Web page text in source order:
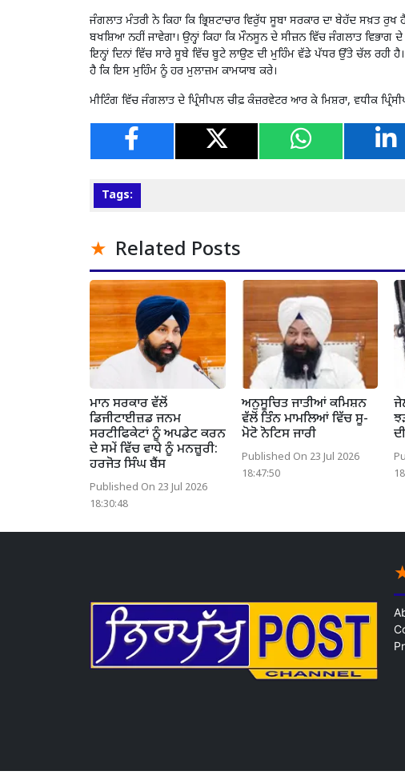
ਜੰਗਲਾਤ ਮੰਤਰੀ ਨੇ ਕਿਹਾ ਕਿ ਭ੍ਰਿਸ਼ਟਾਚਾਰ ਵਿਰੁੱਧ ਸੂਬਾ ਸਰਕਾਰ ਦਾ ਬੇਹੱਦ ਸਖ਼ਤ
ਬਖਸ਼ਿਆ ਨਹੀਂ ਜਾਵੇਗਾ। ਉਨ੍ਹਾਂ ਕਿਹਾ ਕਿ ਮੌਨਸੂਨ ਦੇ ਸੀਜ਼ਨ ਵਿੱਚ ਜੰਗਲਾਤ ਵਿਭਾਗ
ਇਨ੍ਹਾਂ ਦਿਨਾਂ ਵਿੱਚ ਸਾਰੇ ਸੂਬੇ ਵਿੱਚ ਬੂਟੇ ਲਾਉਣ ਦੀ ਮੁਹਿੰਮ ਵੱਡੇ ਪੱਧਰ ਉੱਤੇ ਚੱਲ ਰਹੀ
ਹੈ ਕਿ ਇਸ ਮੁਹਿੰਮ ਨੂੰ ਹਰ ਮੁਲਾਜ਼ਮ ਕਾਮਯਾਬ ਕਰੇ।
ਮੀਟਿੰਗ ਵਿੱਚ ਜੰਗਲਾਤ ਦੇ ਪ੍ਰਿੰਸੀਪਲ ਚੀਫ਼ ਕੰਜ਼ਰਵੇਟਰ ਆਰ ਕੇ ਮਿਸ਼ਰਾ, ਵਧੀਕ
Tags:
Related Posts
ਮਾਨ ਸਰਕਾਰ ਵੱਲੋਂ
ਡਿਜੀਟਾਈਜ਼ਡ ਜਨਮ
ਸਰਟੀਫਿਕੇਟਾਂ ਨੂੰ ਅਪਡੇਟ ਕਰਨ
ਦੇ ਸਮੇਂ ਵਿੱਚ ਵਾਧੇ ਨੂੰ ਮਨਜ਼ੂਰੀ:
ਹਰਜੋਤ ਸਿੰਘ ਬੈਂਸ
Published On 23 Jul 2026
18:30:48
ਅਨੁਸੂਚਿਤ ਜਾਤੀਆਂ ਕਮਿਸ਼ਨ
ਵੱਲੋਂ ਤਿੰਨ ਮਾਮਲਿਆਂ ਵਿੱਚ ਸੂ-
ਮੋਟੋ ਨੋਟਿਸ ਜਾਰੀ
Published On 23 Jul 2026
18:47:50